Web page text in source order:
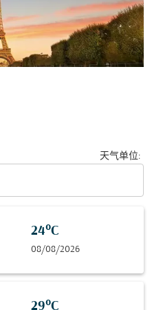
天气单位:
24°C
08/08/2026
29°C